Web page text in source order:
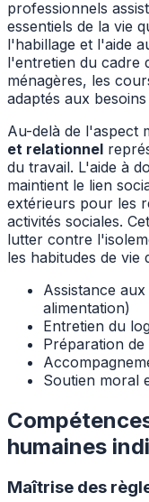
professionnels
essentiels de la vie
l'habillage et l'aide
l'entretien du cadre
ménagères, les
adaptés aux
Au-delà de l'aspect
et relationnel
du travail. L'aide à
maintient le lien
extérieurs pour les
activités sociales.
lutter contre
les habitudes de vie
Assistance
alimentation)
Entretien du
Préparation
Soutien moral
humaines
Maîtrise des